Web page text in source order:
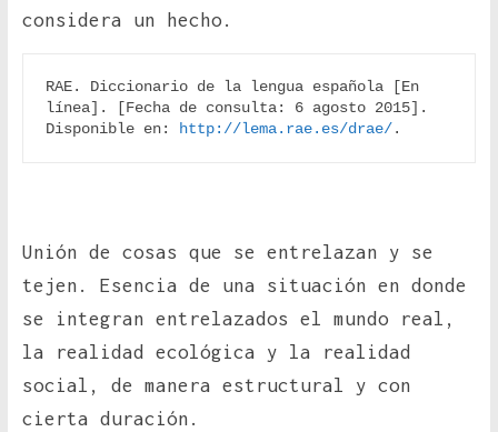
considera un hecho.
RAE. Diccionario de la lengua española [En
línea]. [Fecha de consulta: 6 agosto 2015].
Disponible en:
http://lema.rae.es/drae/.
Unión de cosas que se entrelazan y se
tejen. Esencia de una situación en donde
se integran entrelazados el mundo real,
la realidad ecológica y la realidad
social, de manera estructural y con
cierta duración.